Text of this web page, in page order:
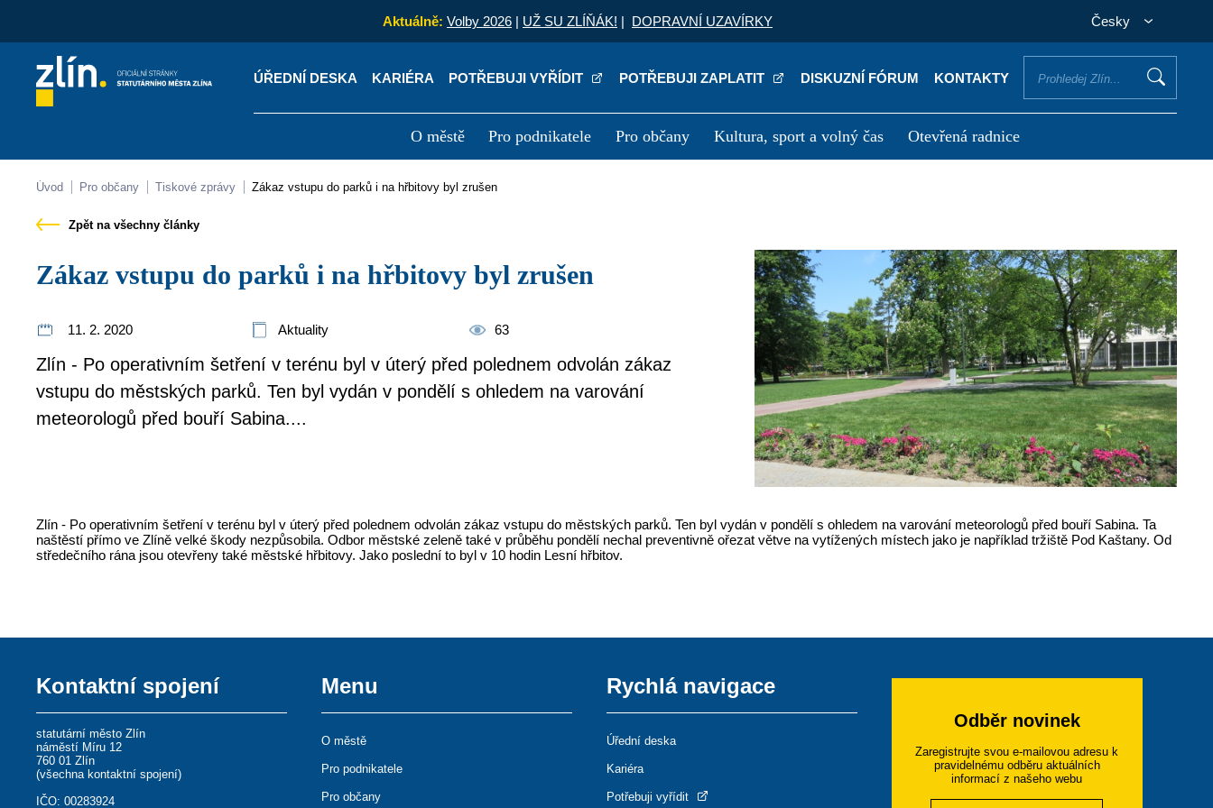
Aktuálně: Volby 2026 | UŽ SU ZLÍŇÁK! | DOPRAVNÍ UZAVÍRKY Česky
ÚŘEDNÍ DESKA KARIÉRA POTŘEBUJI VYŘÍDIT POTŘEBUJI ZAPLATIT DISKUZNÍ FÓRUM KONTAKTY
O městě Pro podnikatele Pro občany Kultura, sport a volný čas Otevřená radnice
Kontakty Úřední deska
Úvod Pro občany Tiskové zprávy Zákaz vstupu do parků i na hřbitovy byl zrušen
Zpět na všechny články
Zákaz vstupu do parků i na hřbitovy byl zrušen
11. 2. 2020 Aktuality 63
Zlín - Po operativním šetření v terénu byl v úterý před polednem odvolán zákaz
vstupu do městských parků. Ten byl vydán v pondělí s ohledem na varování
meteorologů před bouří Sabina....
Zlín - Po operativním šetření v terénu byl v úterý před polednem odvolán zákaz vstupu do městských parků. Ten byl vydán v pondělí s ohledem na varování meteorologů před bouří Sabina. Ta
naštěstí přímo ve Zlíně velké škody nezpůsobila. Odbor městské zeleně také v průběhu pondělí nechal preventivně ořezat větve na vytížených místech jako je například tržiště Pod Kaštany. Od
středečního rána jsou otevřeny také městské hřbitovy. Jako poslední to byl v 10 hodin Lesní hřbitov.
Kontaktní spojení
statutární město Zlín
náměstí Míru 12
760 01 Zlín
(všechna kontaktní spojení)
IČO: 00283924
Menu
O městě
Pro podnikatele
Pro občany
Rychlá navigace
Úřední deska
Kariéra
Potřebuji vyřídit
Odběr novinek
Zaregistrujte svou e-mailovou adresu k
pravidelnému odběru aktuálních
informací z našeho webu